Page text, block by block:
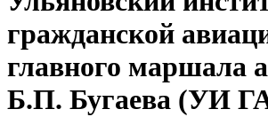
гражданской
главного маршала
Б.П. Бугаева (УИ